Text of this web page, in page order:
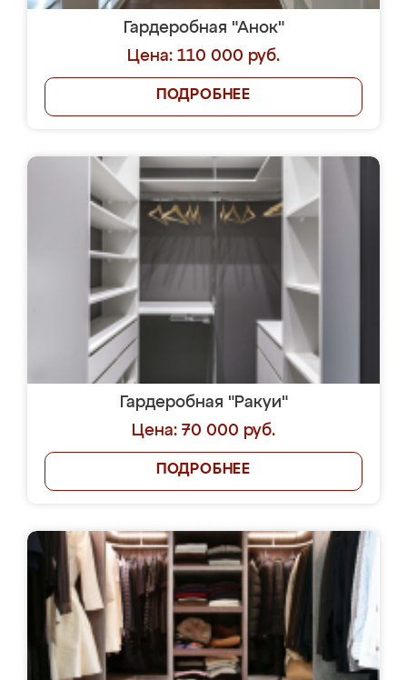
Гардеробная "Анок"
Цена: 110 000 руб.
ПОДРОБНЕЕ
Гардеробная "Ракуи"
Цена: 70 000 руб.
ПОДРОБНЕЕ